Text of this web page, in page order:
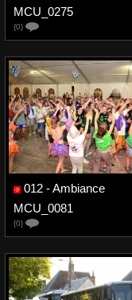
MCU_0275
{0}
012 - Ambiance
MCU_0081
{0}